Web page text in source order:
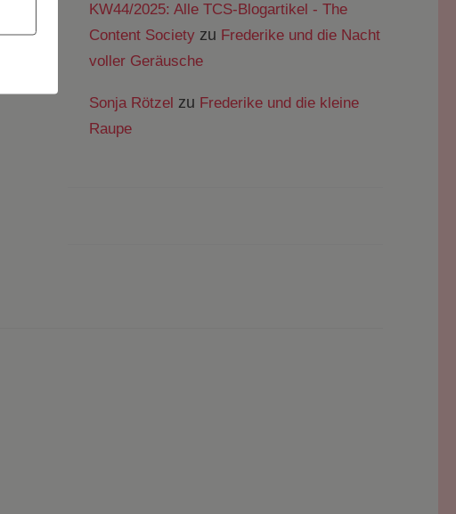
KW44/2025: Alle TCS-Blogartikel - The
Content Society zu Frederike und die Nacht
voller Geräusche
Sonja Rötzel zu Frederike und die kleine
Raupe